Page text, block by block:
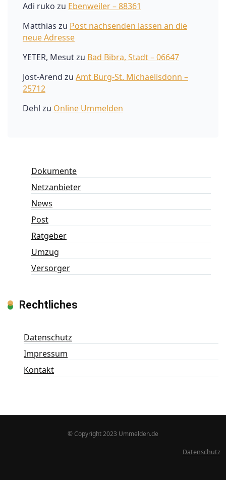
Adi ruko zu Ebenweiler – 88361
Matthias zu Post nachsenden lassen an die
neue Adresse
YETER, Mesutzu Bad Bibra, Stadt – 06647
Jost-Arend zu Amt Burg-St. Michaelisdonn –
25712
Dehl zu Online Ummelden
Dokumente
Netzanbieter
News
Post
Ratgeber
Umzug
Versorger
Rechtliches
Datenschutz
Impressum
Kontakt
© Copyright 2023 Ummelden.de
Datenschutz